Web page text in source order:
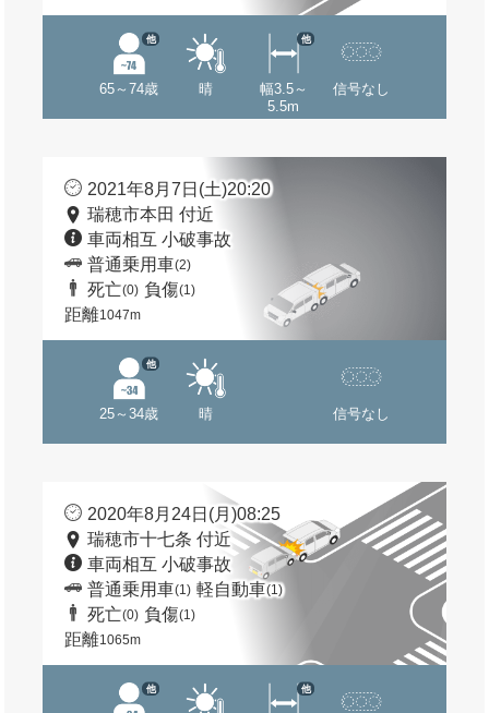
65～74歳
他
晴
幅3.5～
5.5m
他
信号なし
2021年8月7日(土)20:20
瑞穂市本田 付近
車両相互 小破事故
普通乗用車(2)
死亡(0) 負傷(1)
距離1047m
25～34歳
他
晴 信号なし
2020年8月24日(月)08:25
瑞穂市十七条 付近
車両相互 小破事故
普通乗用車(1) 軽自動車(1)
死亡(0) 負傷(1)
距離1065m
他 他